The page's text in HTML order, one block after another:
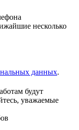
несколько
данных.
будут
уважаемые